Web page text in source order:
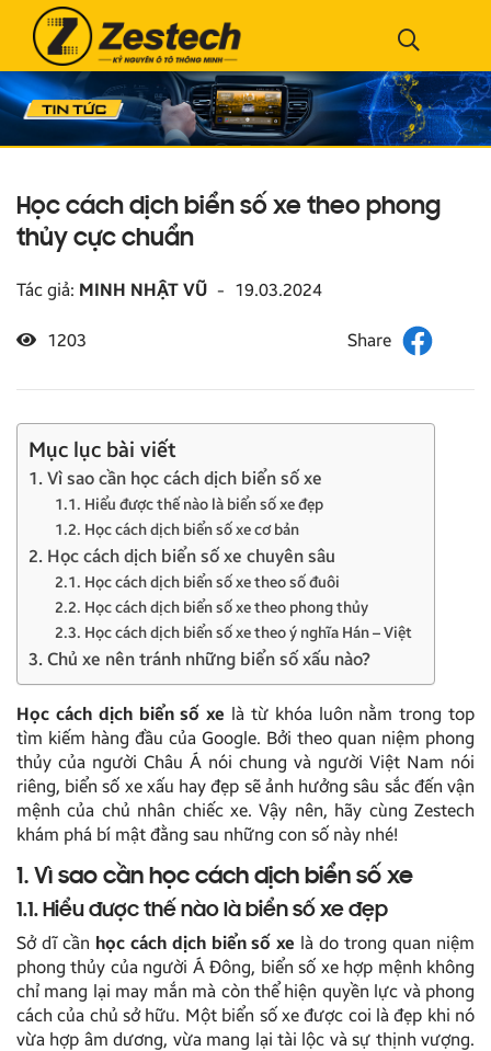
Học cách dịch biển số xe theo phong
thủy cực chuẩn
Tác giả: MINH NHẬT VŨ - 19.03.2024
1203
Mục lục bài viết
1. Vì sao cần học cách dịch biển số xe
1.1. Hiểu được thế nào là biển số xe đẹp
1.2. Học cách dịch biển số xe cơ bản
2. Học cách dịch biển số xe chuyên sâu
2.1. Học cách dịch biển số xe theo số đuôi
2.2. Học cách dịch biển số xe theo phong thủy
2.3. Học cách dịch biển số xe theo ý nghĩa Hán – Việt
3. Chủ xe nên tránh những biển số xấu nào?
Học cách dịch biển số xe là từ khóa luôn nằm trong top
tìm kiếm hàng đầu của Google. Bởi theo quan niệm phong
thủy của người Châu Á nói chung và người Việt Nam nói
riêng, biển số xe xấu hay đẹp sẽ ảnh hưởng sâu sắc đến vận
mệnh của chủ nhân chiếc xe. Vậy nên, hãy cùng Zestech
khám phá bí mật đằng sau những con số này nhé!
1. Vì sao cần học cách dịch biển số xe
1.1. Hiểu được thế nào là biển số xe đẹp
Sở dĩ cần học cách dịch biển số xe là do trong quan niệm
phong thủy của người Á Đông, biển số xe hợp mệnh không
chỉ mang lại may mắn mà còn thể hiện quyền lực và phong
cách của chủ sở hữu. Một biển số xe được coi là đẹp khi nó
vừa hợp âm dương, vừa mang lại tài lộc và sự thịnh vượng.